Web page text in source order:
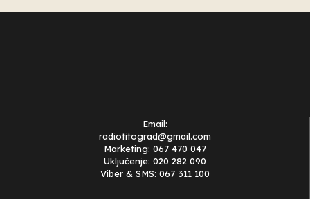
Email:
radiotitograd@gmail.com
Marketing: 067 470 047
Uključenje: 020 282 090
Viber & SMS: 067 311 100